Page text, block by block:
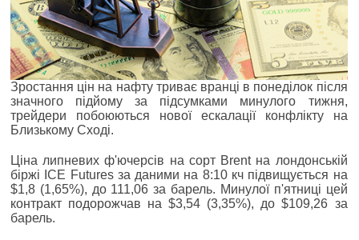
Зростання цін на нафту триває вранці в понеділок після
значного підйому за підсумками минулого тижня,
трейдери побоюються нової ескалації конфлікту на
Близькому Сході.
Ціна липневих ф'ючерсів на сорт Brent на лондонській
біржі ICE Futures за даними на 8:10 кч підвищується на
$1,8 (1,65%), до 111,06 за барель. Минулої п'ятниці цей
контракт подорожчав на $3,54 (3,35%), до $109,26 за
барель.